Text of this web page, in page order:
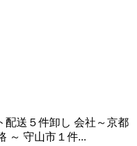
送５件卸し 会社～京都
～ 守山市１件...